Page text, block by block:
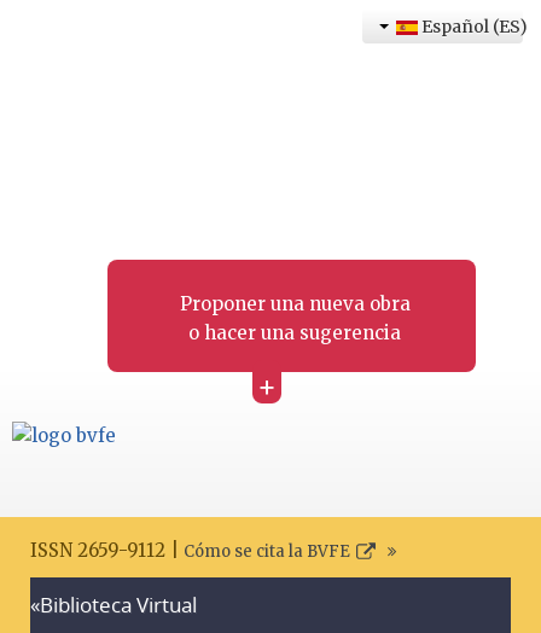
Proponer una nueva obra
o hacer una sugerencia
+
Español (ES)
ISSN 2659-9112 | Cómo se cita la BVFE
«Biblioteca Virtual